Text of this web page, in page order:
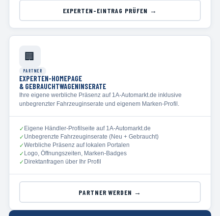
EXPERTEN-EINTRAG PRÜFEN →
🏢
PARTNER
EXPERTEN-HOMEPAGE
& GEBRAUCHTWAGENINSERATE
Ihre eigene werbliche Präsenz auf 1A-Automarkt.de inklusive
unbegrenzter Fahrzeuginserate und eigenem Marken-Profil.
✓ Eigene Händler-Profilseite auf 1A-Automarkt.de
✓ Unbegrenzte Fahrzeuginserate (Neu + Gebraucht)
✓Werbliche Präsenz auf lokalen Portalen
✓ Logo, Öffnungszeiten, Marken-Badges
✓ Direktanfragen über Ihr Profil
PARTNER WERDEN →